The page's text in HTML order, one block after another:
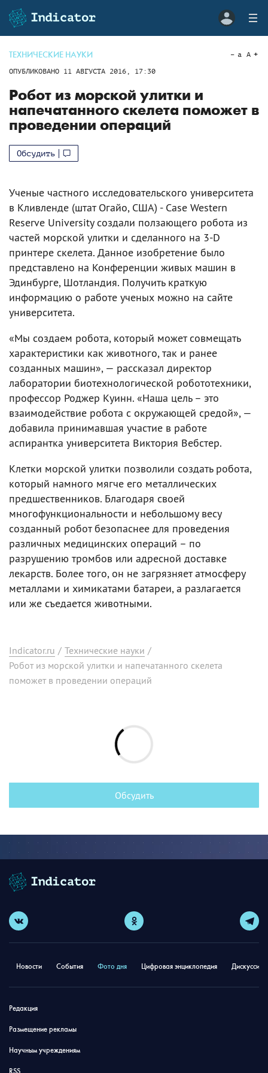
ТЕХНИЧЕСКИЕ НАУКИ
ОПУБЛИКОВАНО 11 АВГУСТА 2016, 17:30
a A
Робот из морской улитки и
напечатанного скелета поможет в
проведении операций
Обсудить
Ученые частного исследовательского университета
в Кливленде (штат Огайо, США) - Case Western
Reserve University создали ползающего робота из
частей морской улитки и сделанного на 3-D
принтере скелета. Данное изобретение было
представлено на Конференции живых машин в
Эдинбурге, Шотландия. Получить краткую
информацию о работе ученых можно на сайте
университета.
«Мы создаем робота, который может совмещать
характеристики как животного, так и ранее
созданных машин», — рассказал директор
лаборатории биотехнологической робототехники,
профессор Роджер Куинн. «Наша цель – это
взаимодействие робота с окружающей средой», —
добавила принимавшая участие в работе
аспирантка университета Виктория Вебстер.
Клетки морской улитки позволили создать робота,
который намного мягче его металлических
предшественников. Благодаря своей
многофункциональности и небольшому весу
созданный робот безопаснее для проведения
различных медицинских операций – по
разрушению тромбов или адресной доставке
лекарств. Более того, он не загрязняет атмосферу
металлами и химикатами батареи, а разлагается
или же съедается животными.
Indicator.ru / Технические науки /
Робот из морской улитки и напечатанного скелета
поможет в проведении операций
Обсудить
Новости События Фото дня Цифровая энциклопедия
Редакция
Размещение рекламы
Научным учреждениям
RSS